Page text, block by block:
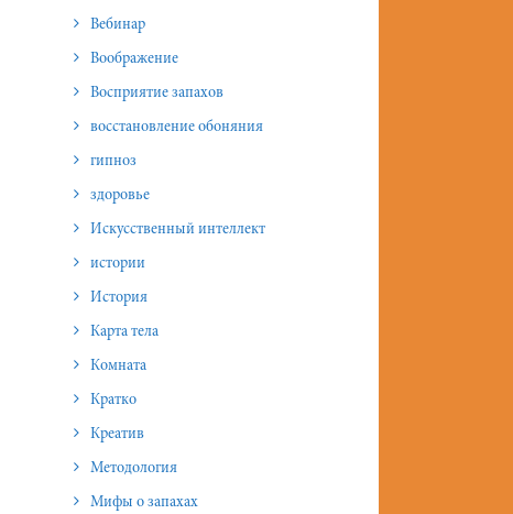
Вебинар
Воображение
Восприятие запахов
восстановление обоняния
гипноз
здоровье
Искусственный интеллект
истории
История
Карта тела
Комната
Кратко
Креатив
Методология
Мифы о запахах